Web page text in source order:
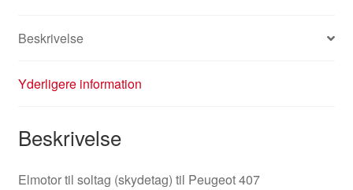
Beskrivelse
Yderligere information
Beskrivelse
Elmotor til soltag (skydetag) til Peugeot 407